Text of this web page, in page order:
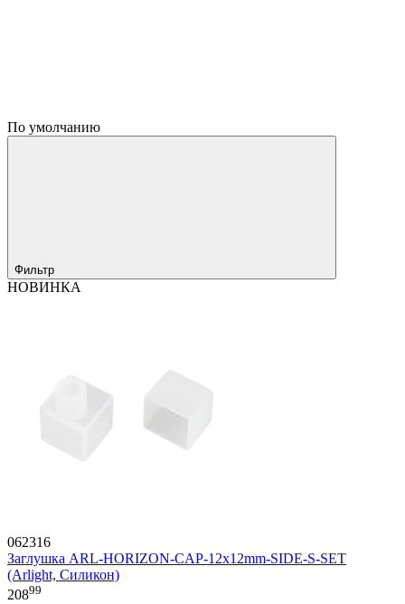
По умолчанию
Фильтр
НОВИНКА
062316
Заглушка ARL-HORIZON-CAP-12x12mm-SIDE-S-SET
(Arlight, Силикон)
20899